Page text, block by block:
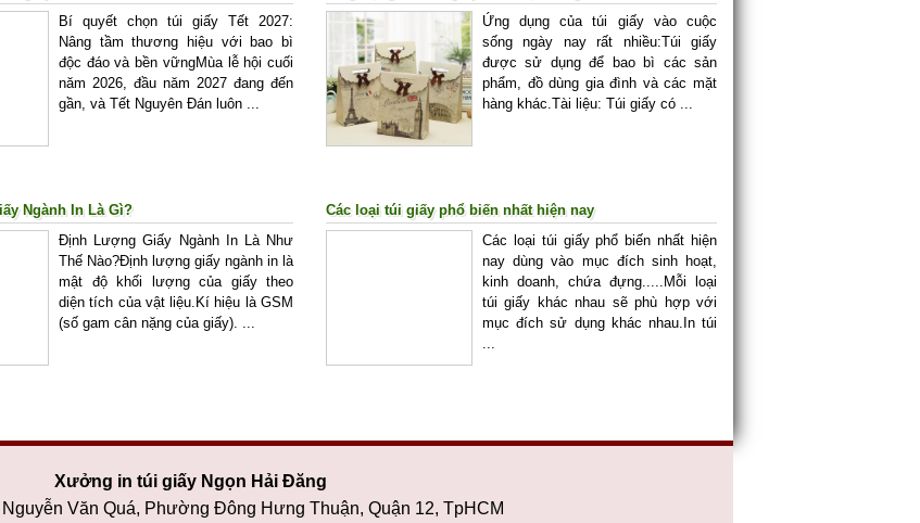
Bí quyết chọn túi giấy Tết 2027:
Nâng tầm thương hiệu với bao bì
độc đáo và bền vữngMùa lễ hội cuối
năm 2026, đầu năm 2027 đang đến
gần, và Tết Nguyên Đán luôn ...
Ứng dụng của túi giấy vào cuộc
sống ngày nay rất nhiều:Túi giấy
được sử dụng để bao bì các sản
phẩm, đồ dùng gia đình và các mặt
hàng khác.Tài liệu: Túi giấy có ...
Ngành In Là Gì?
Định Lượng Giấy Ngành In Là Như
Thế Nào?Định lượng giấy ngành in là
mật độ khối lượng của giấy theo
diện tích của vật liệu.Kí hiệu là GSM
(số gam cân nặng của giấy). ...
Các loại túi giấy phổ biến nhất hiện nay
Các loại túi giấy phổ biến nhất hiện
nay dùng vào mục đích sinh hoạt,
kinh doanh, chứa đựng.....Mỗi loại
túi giấy khác nhau sẽ phù hợp với
mục đích sử dụng khác nhau.In túi
...
Xưởng in túi giấy Ngọn Hải Đăng
Văn Quá, Phường Đông Hưng Thuận, Quận 12, TpHCM